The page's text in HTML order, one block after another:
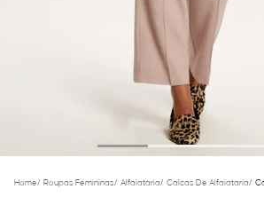
Home/ Roupas Femininas/ Alfaiataria/ Calcas De Alfaiataria/